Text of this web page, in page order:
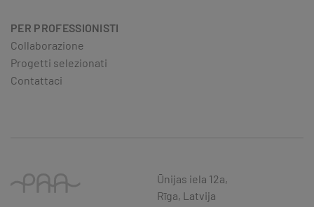
PER PROFESSIONISTI
Collaborazione
Progetti selezionati
Contattaci
Ūnijas iela 12a,
Rīga, Latvija